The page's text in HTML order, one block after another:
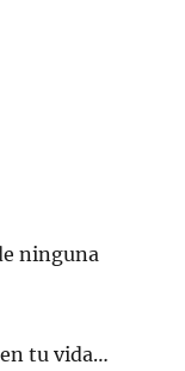
ninguna
tu vida…